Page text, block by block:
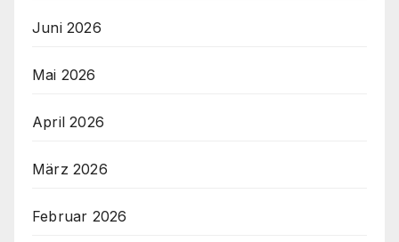
Juni 2026
Mai 2026
April 2026
März 2026
Februar 2026